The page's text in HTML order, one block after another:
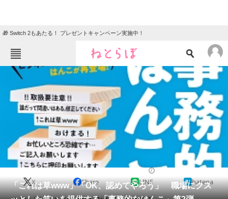
🎁 Switch 2もあたる！ プレゼントキャンペーン実施中！
ねとらぼメニュー
ニュース
エンタメ
地域
住まい 教育・育児
動物 リサーチ
会員記事
「これは草www」「OK、認めてやろう」 職場にクス
X Share LINE hatena